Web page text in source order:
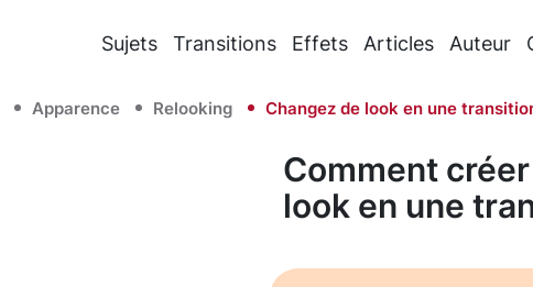
Sujets Transitions Effets Articles Auteur
Apparence Relooking Changez de look en une
Comment
look en une